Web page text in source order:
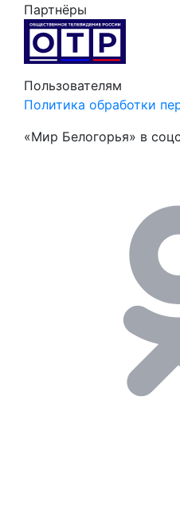
Партнёры
Пользователям
Политика обработки
«Мир Белогорья» в